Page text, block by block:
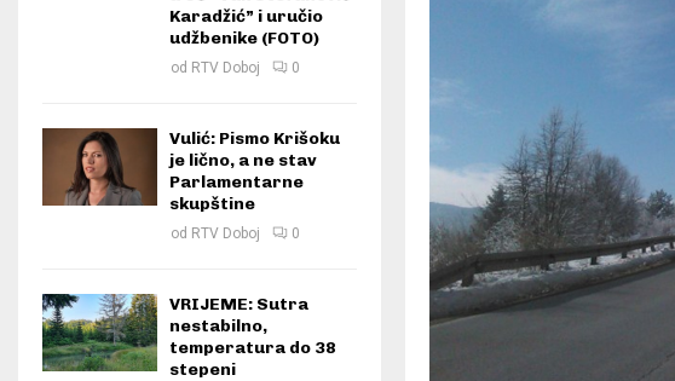
Karadžić” i uručio
udžbenike (FOTO)
od RTV Doboj 0
Vulić: Pismo Krišoku
je lično, a ne stav
Parlamentarne
skupštine
od RTV Doboj 0
VRIJEME: Sutra
nestabilno,
temperatura do 38
stepeni